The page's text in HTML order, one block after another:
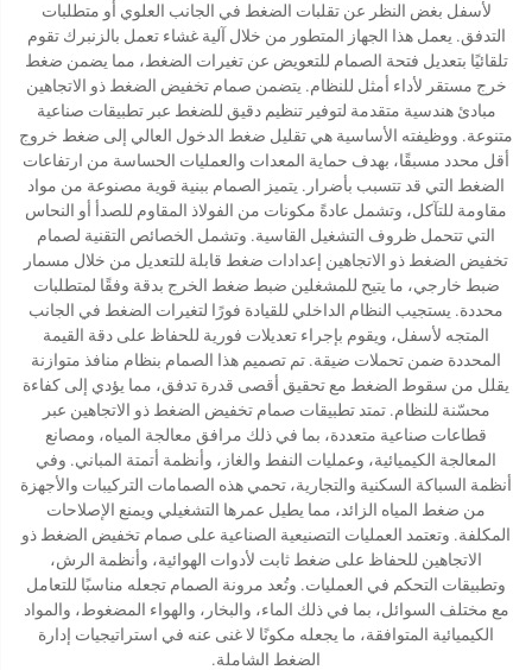
لأسفل بغض النظر عن تقلبات الضغط في الجانب العلوي أو متطلبات
التدفق. يعمل هذا الجهاز المتطور من خلال آلية غشاء تعمل بالزنبرك تقوم
تلقائيًا بتعديل فتحة الصمام للتعويض عن تغيرات الضغط، مما يضمن ضغط
خرج مستقر لأداء أمثل للنظام. يتضمن صمام تخفيض الضغط ذو الاتجاهين
مبادئ هندسية متقدمة لتوفير تنظيم دقيق للضغط عبر تطبيقات صناعية
متنوعة. ووظيفته الأساسية هي تقليل ضغط الدخول العالي إلى ضغط خروج
أقل محدد مسبقًا، بهدف حماية المعدات والعمليات الحساسة من ارتفاعات
الضغط التي قد تتسبب بأضرار. يتميز الصمام ببنية قوية مصنوعة من مواد
مقاومة للتآكل، وتشمل عادةً مكونات من الفولاذ المقاوم للصدأ أو النحاس
التي تتحمل ظروف التشغيل القاسية. وتشمل الخصائص التقنية لصمام
تخفيض الضغط ذو الاتجاهين إعدادات ضغط قابلة للتعديل من خلال مسمار
ضبط خارجي، ما يتيح للمشغلين ضبط ضغط الخرج بدقة وفقًا لمتطلبات
محددة. يستجيب النظام الداخلي للقيادة فورًا لتغيرات الضغط في الجانب
المتجه لأسفل، ويقوم بإجراء تعديلات فورية للحفاظ على دقة القيمة
المحددة ضمن تحملات ضيقة. تم تصميم هذا الصمام بنظام منافذ متوازنة
يقلل من سقوط الضغط مع تحقيق أقصى قدرة تدفق، مما يؤدي إلى كفاءة
محسّنة للنظام. تمتد تطبيقات صمام تخفيض الضغط ذو الاتجاهين عبر
قطاعات صناعية متعددة، بما في ذلك مرافق معالجة المياه، ومصانع
المعالجة الكيميائية، وعمليات النفط والغاز، وأنظمة أتمتة المباني. وفي
أنظمة السباكة السكنية والتجارية، تحمي هذه الصمامات التركيبات والأجهزة
من ضغط المياه الزائد، مما يطيل عمرها التشغيلي ويمنع الإصلاحات
المكلفة. وتعتمد العمليات التصنيعية الصناعية على صمام تخفيض الضغط ذو
الاتجاهين للحفاظ على ضغط ثابت لأدوات الهوائية، وأنظمة الرش،
وتطبيقات التحكم في العمليات. وتُعد مرونة الصمام تجعله مناسبًا للتعامل
مع مختلف السوائل، بما في ذلك الماء، والبخار، والهواء المضغوط، والمواد
الكيميائية المتوافقة، ما يجعله مكونًا لا غنى عنه في استراتيجيات إدارة
الضغط الشاملة.